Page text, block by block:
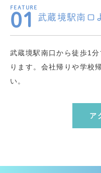
01 武蔵境駅南口
武蔵境駅南口から徒歩1
ります。会社帰りや学校
い。
ア